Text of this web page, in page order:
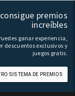
premios
increíbles
ganar experiencia,
descuentos exclusivos y
juegos gratis.
SISTEMA DE PREMIOS